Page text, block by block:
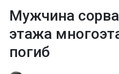
Мужчина
этажа
погиб